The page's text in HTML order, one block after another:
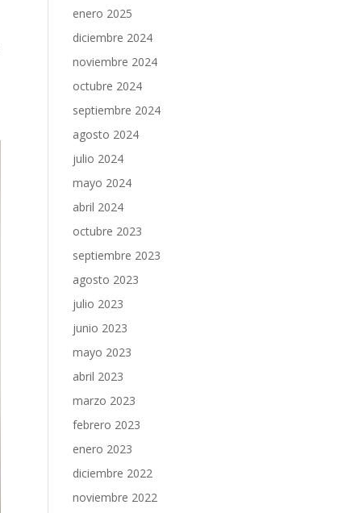
enero 2025
diciembre 2024
noviembre 2024
octubre 2024
septiembre 2024
agosto 2024
julio 2024
mayo 2024
abril 2024
octubre 2023
septiembre 2023
agosto 2023
julio 2023
junio 2023
mayo 2023
abril 2023
marzo 2023
febrero 2023
enero 2023
diciembre 2022
noviembre 2022